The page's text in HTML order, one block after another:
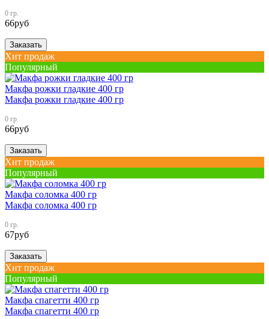
0 гр.
66руб
Заказать
Хит продаж
Популярный
Макфа рожки гладкие 400 гр
Макфа рожки гладкие 400 гр
0 гр.
66руб
Заказать
Хит продаж
Популярный
Макфа соломка 400 гр
Макфа соломка 400 гр
0 гр.
67руб
Заказать
Хит продаж
Популярный
Макфа спагетти 400 гр
Макфа спагетти 400 гр